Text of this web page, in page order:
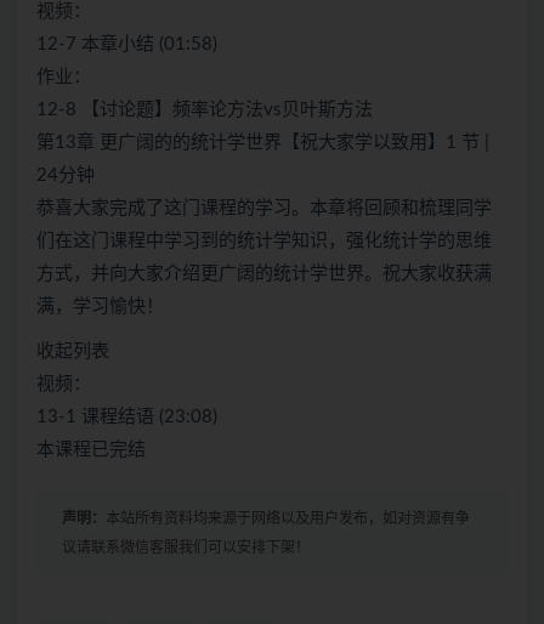
视频：
12-7 本章小结 (01:58)
作业：
12-8 【讨论题】频率论方法vs贝叶斯方法
第13章 更广阔的的统计学世界【祝大家学以致用】1 节 |
24分钟
恭喜大家完成了这门课程的学习。本章将回顾和梳理同学
们在这门课程中学习到的统计学知识，强化统计学的思维
方式，并向大家介绍更广阔的统计学世界。祝大家收获满
满，学习愉快！
收起列表
视频：
13-1 课程结语 (23:08)
本课程已完结
声明： 本站所有资料均来源于网络以及用户发布，如对资源有争
议请联系微信客服我们可以安排下架！